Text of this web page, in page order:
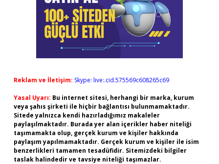
Reklam ve İletişim: Skype: live:.cid.575569c608265c69
Yasal Uyarı: Bu internet sitesi, herhangi bir marka, kurum
veya şahıs şirketi ile hiçbir bağlantısı bulunmamaktadır.
Sitede yalnızca kendi hazırladığımız makaleler
paylaşılmaktadır. Burada yer alan içerikler haber niteliği
taşımamakta olup, gerçek kurum ve kişiler hakkında
paylaşım yapılmamaktadır. Gerçek kurum ve kişiler ile isim
benzerlikleri tamamen tesadüfidir. Sitemizdeki bilgiler
taslak halindedir ve tavsiye niteliği taşımazlar.